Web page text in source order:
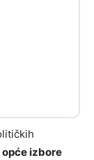
opće izbore